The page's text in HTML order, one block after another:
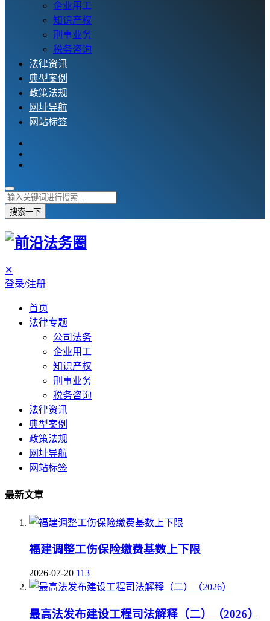
企业用工
知识产权
刑事业务
税务咨询
法律资讯
典型案例
政策法规
网址导航
网站标签
搜索一下
✕
登录/注册
首页
法律专题
公司法务
企业用工
知识产权
刑事业务
税务咨询
法律资讯
典型案例
政策法规
网址导航
网站标签
最新文章
福建调整工伤保险缴费基数上下限
2026-07-20 113
最高法发布建设工程司法解释（二）（2026）